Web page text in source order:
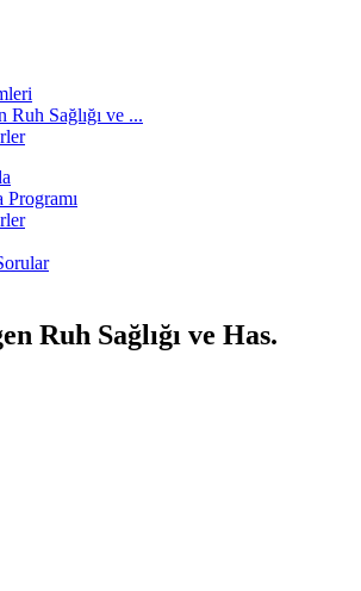
Ruh Sağlığı ve ...
Programı
Ruh Sağlığı ve Has.